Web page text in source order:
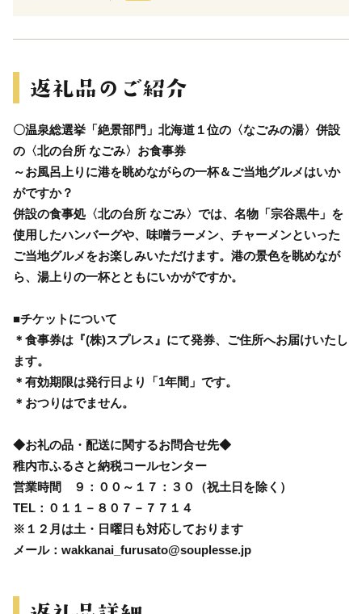
〇温泉総選挙「絶景部門」北海道１位の〈なごみの湯〉併設
の〈北の台所 なごみ〉お食事券
～お風呂上りに港を眺めながらの一杯＆ご当地グルメはいか
がですか？
併設の食事処〈北の台所 なごみ〉では、名物「宗谷黒牛」を
使用したハンバーグや、味噌ラーメン、チャーメンといった
ご当地グルメをお楽しみいただけます。港の景色を眺めなが
ら、湯上りの一杯とともにいかがですか。
■チケットについて
＊食事券は『(株)スプレス』にて発券、ご住所へお届けいたし
ます。
＊有効期限は発行日より「1年間」です。
＊おつりはでません。
◆お礼の品・配送に関するお問合せ先◆
稚内市ふるさと納税コールセンター
営業時間 ９：００～１７：３０（祝土日を除く）
TEL：０１１－８０７－７７１４
※１２月は土・日曜日も対応しております
メール：wakkanai_furusato@souplesse.jp